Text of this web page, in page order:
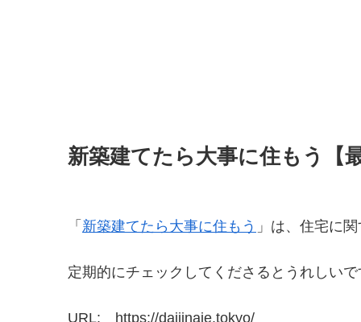
新築建てたら大事に住もう【
「 新築建てたら大事に住もう 」は、住宅に
定期的にチェックしてくださるとうれしいで
URL: https://daijinaie.tokyo/